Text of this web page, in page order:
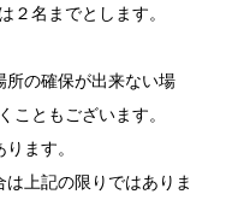
名までとします。
所の確保が出来ない場
こともございます。
ます。
は上記の限りではありま